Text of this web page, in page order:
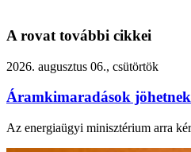
A rovat további cikkei
2026. augusztus 06., csütörtök
Áramkimaradások
Az energiaügyi minisztérium arra